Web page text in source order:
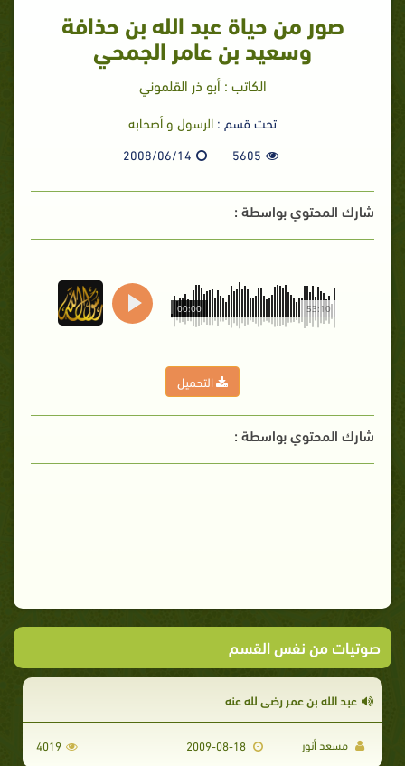
صور من حياة عبد الله بن حذافة
وسعيد بن عامر الجمحي
الكاتب : أبو ذر القلموني
تحت قسم : الرسول و أصحابه
5605
2008/06/14
شارك المحتوي بواسطة :
53:10
00:00
التحميل
شارك المحتوي بواسطة :
صوتيات من نفس القسم
عبد الله بن عمر رضي لله عنه
مسعد أنور 2009-08-18
4019